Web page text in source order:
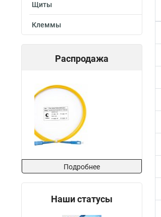
Щиты
Клеммы
Распродажа
Подробнее
Наши статусы